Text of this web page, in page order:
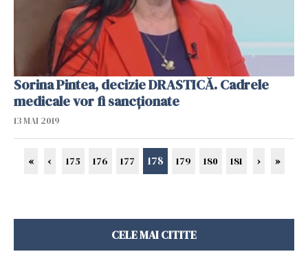
Sorina Pintea, decizie DRASTICĂ. Cadrele
medicale vor fi sancționate
13 MAI 2019
« ‹ 175 176 177 178 179 180 181 › »
CELE MAI CITITE